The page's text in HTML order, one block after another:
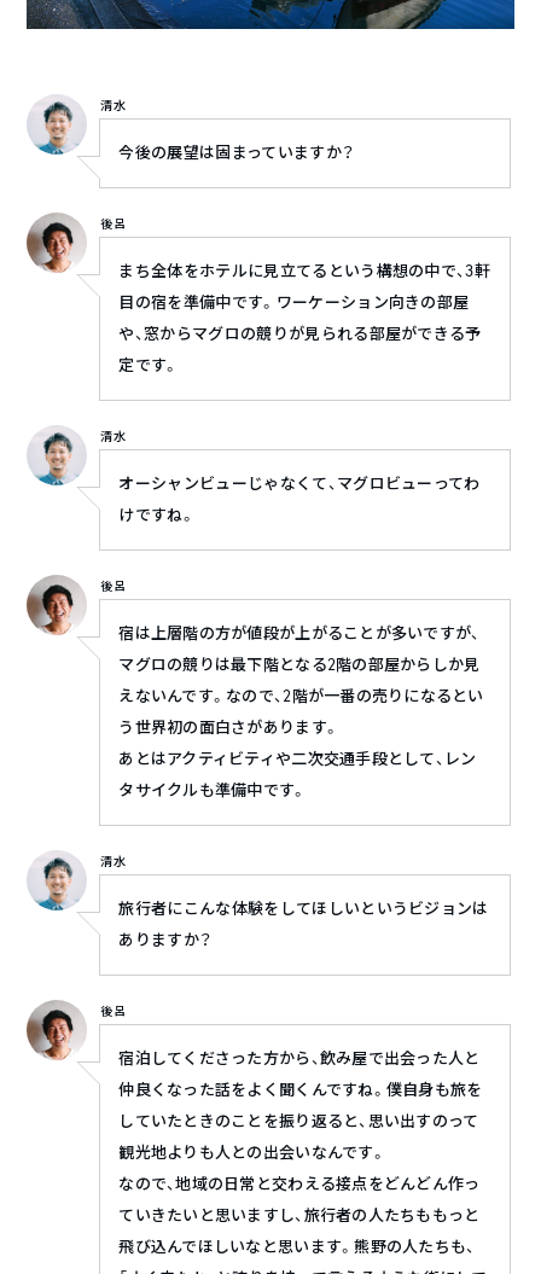
清水
今後の展望は固まっていますか？
後呂
まち全体をホテルに見立てるという構想の中で、3軒
目の宿を準備中です。ワーケーション向きの部屋
や、窓からマグロの競りが見られる部屋ができる予
定です。
清水
オーシャンビューじゃなくて、マグロビューってわ
けですね。
後呂
宿は上層階の方が値段が上がることが多いですが、
マグロの競りは最下階となる2階の部屋からしか見
えないんです。なので、2階が一番の売りになるとい
う世界初の面白さがあります。
あとはアクティビティや二次交通手段として、レン
タサイクルも準備中です。
清水
旅行者にこんな体験をしてほしいというビジョンは
ありますか？
後呂
宿泊してくださった方から、飲み屋で出会った人と
仲良くなった話をよく聞くんですね。僕自身も旅を
していたときのことを振り返ると、思い出すのって
観光地よりも人との出会いなんです。
なので、地域の日常と交わえる接点をどんどん作っ
ていきたいと思いますし、旅行者の人たちももっと
飛び込んでほしいなと思います。熊野の人たちも、